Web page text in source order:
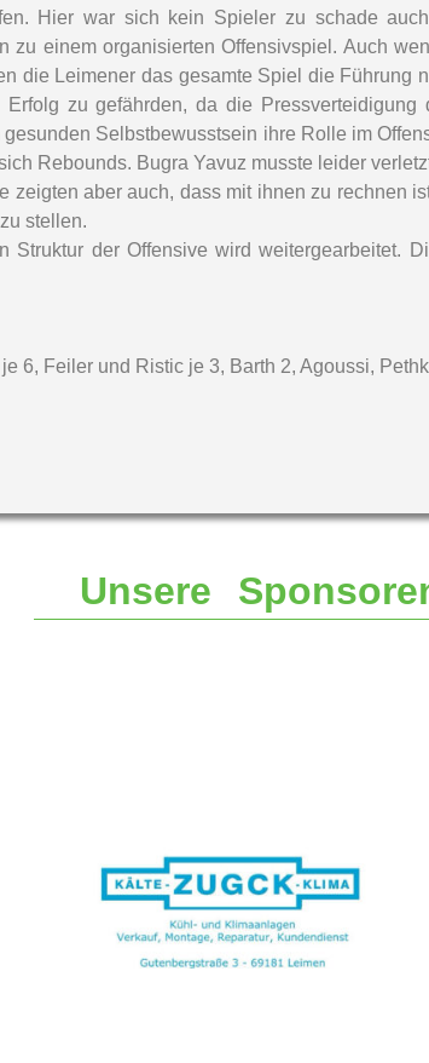
Hier war sich kein Spieler zu schade
zu einem organisierten Offensivspiel. Auch
die Leimener das gesamte Spiel die
zu gefährden, da die
Selbstbewusstsein ihre Rolle im
Rebounds. Bugra Yavuz musste leider
zeigten aber auch, dass mit ihnen zu rechnen
stellen.
Struktur der Offensive wird weitergearbeitet.
6, Feiler und Ristic je 3, Barth 2, Agoussi,
Unsere